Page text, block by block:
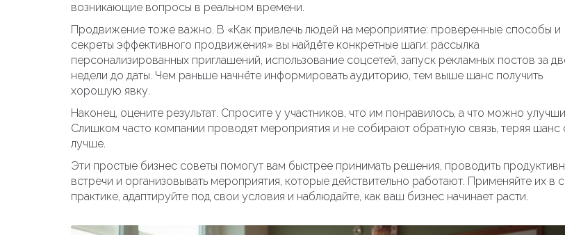
возникающие вопросы в реальном времени.
Продвижение тоже важно. В «Как привлечь людей на мероприятие: проверенные способы и
секреты эффективного продвижения» вы найдёте конкретные шаги: рассылка
персонализированных приглашений, использование соцсетей, запуск рекламных постов за
недели до даты. Чем раньше начнёте информировать аудиторию, тем выше шанс получить
хорошую явку.
Наконец, оцените результат. Спросите у участников, что им понравилось, а что можно
Слишком часто компании проводят мероприятия и не собирают обратную связь, теряя шанс
лучше.
Эти простые бизнес советы помогут вам быстрее принимать решения, проводить
встречи и организовывать мероприятия, которые действительно работают. Применяйте их в
практике, адаптируйте под свои условия и наблюдайте, как ваш бизнес начинает расти.